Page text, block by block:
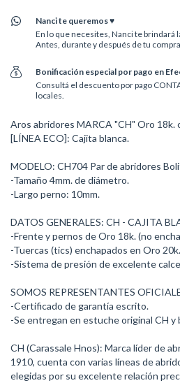
Nanci te queremos ♥
En lo que necesites, Nanci te brindará
Antes, durante y después de tu
Bonificación especial por pago en
Consultá el descuento por pago
locales.
Aros abridores MARCA "CH" Oro 18k.
[LÍNEA ECO]: Cajita blanca.
MODELO: CH704 Par de abridores
-Tamaño 4mm. de diámetro.
-Largo perno: 10mm.
DATOS GENERALES: CH - CAJITA
-Frente y pernos de Oro 18k. (no
-Tuercas (tics) enchapados en Oro 20k.
-Sistema de presión de excelente
SOMOS REPRESENTANTES
-Certificado de garantía escrito.
-Se entregan en estuche original CH y
CH (Carassale Hnos): Marca líder de
1910, cuenta con varias líneas de
elegidas por su excelente relación